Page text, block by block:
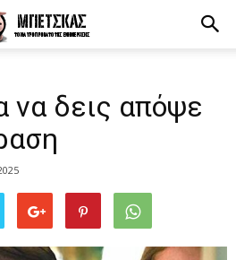
να δεις απόψε